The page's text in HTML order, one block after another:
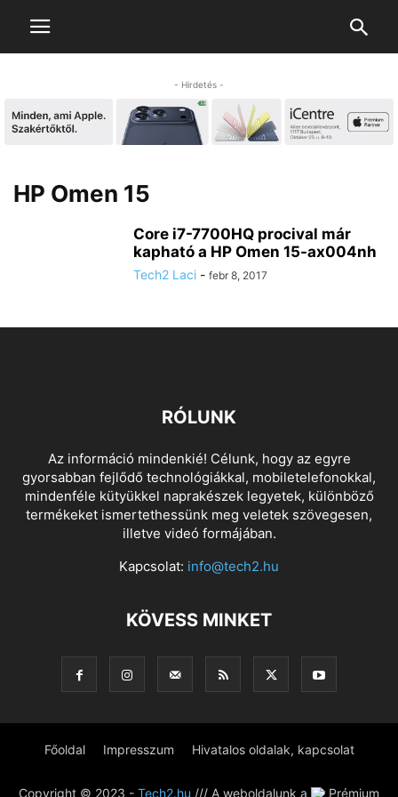
- Hirdetés -
HP Omen 15
Core i7-7700HQ procival már
kapható a HP Omen 15-ax004nh
Tech2 Laci - febr 8, 2017
RÓLUNK
Az információ mindenkié! Célunk, hogy az egyre
gyorsabban fejlődő technológiákkal, mobiletelefonokkal,
mindenféle kütyükkel naprakészek legyetek, különböző
termékeket ismertethessünk meg veletek szövegesen,
illetve videó formájában.
Kapcsolat: info@tech2.hu
KÖVESS MINKET
Főoldal Impresszum Hivatalos oldalak, kapcsolat
Copyright © 2023 - Tech2.hu /// A weboldalunk a Prémium